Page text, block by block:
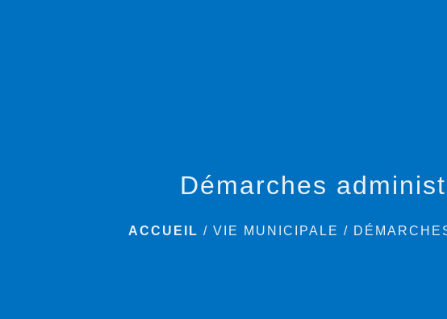
Démarches
ACCUEIL /VIE MUNICIPALE /